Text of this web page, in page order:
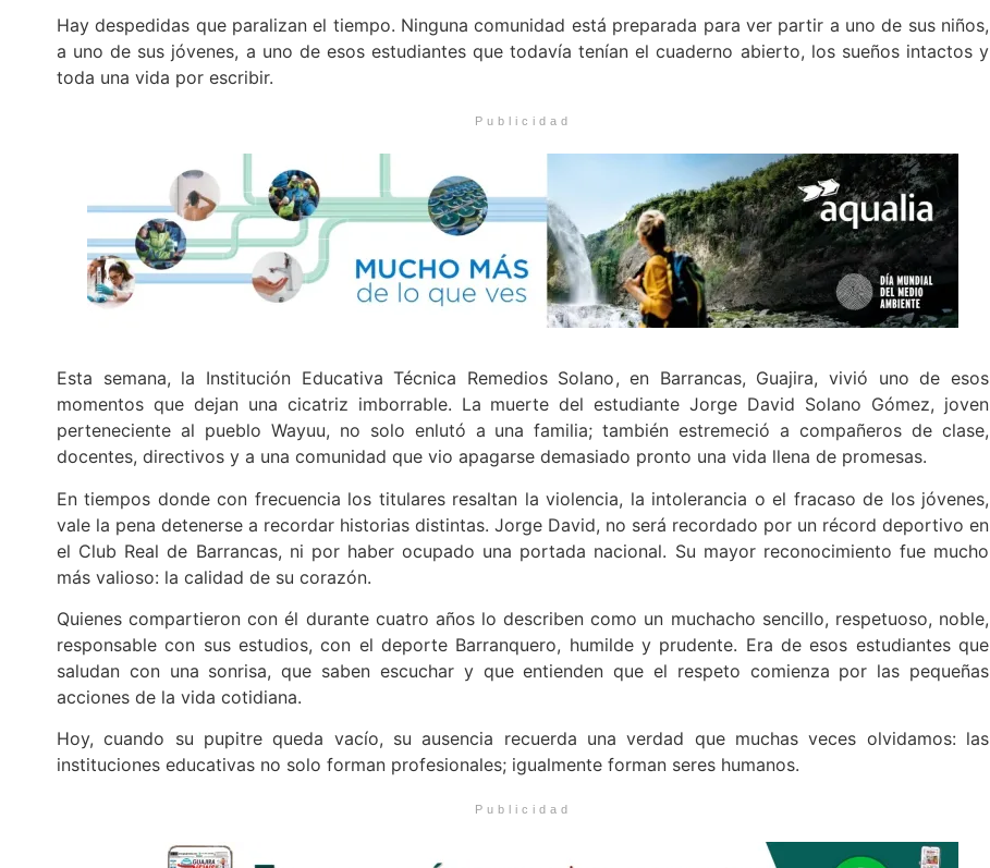
Hay despedidas que paralizan el tiempo. Ninguna comunidad está preparada para ver partir a uno de sus niños,
a uno de sus jóvenes, a uno de esos estudiantes que todavía tenían el cuaderno abierto, los sueños intactos y
toda una vida por escribir.
Publicidad
Esta semana, la Institución Educativa Técnica Remedios Solano, en Barrancas, Guajira, vivió uno de esos
momentos que dejan una cicatriz imborrable. La muerte del estudiante Jorge David Solano Gómez, joven
perteneciente al pueblo Wayuu, no solo enlutó a una familia; también estremeció a compañeros de clase,
docentes, directivos y a una comunidad que vio apagarse demasiado pronto una vida llena de promesas.
En tiempos donde con frecuencia los titulares resaltan la violencia, la intolerancia o el fracaso de los jóvenes,
vale la pena detenerse a recordar historias distintas. Jorge David, no será recordado por un récord deportivo en
el Club Real de Barrancas, ni por haber ocupado una portada nacional. Su mayor reconocimiento fue mucho
más valioso: la calidad de su corazón.
Quienes compartieron con él durante cuatro años lo describen como un muchacho sencillo, respetuoso, noble,
responsable con sus estudios, con el deporte Barranquero, humilde y prudente. Era de esos estudiantes que
saludan con una sonrisa, que saben escuchar y que entienden que el respeto comienza por las pequeñas
acciones de la vida cotidiana.
Hoy, cuando su pupitre queda vacío, su ausencia recuerda una verdad que muchas veces olvidamos: las
instituciones educativas no solo forman profesionales; igualmente forman seres humanos.
Publicidad